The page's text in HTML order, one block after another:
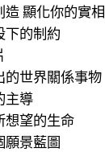
顯化你的實相
下的制約
的世界關係事物
主導
想望的生命
願景藍圖